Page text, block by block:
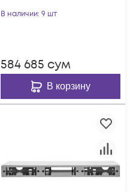
В наличии: 9 шт
584 685 сум
В корзину